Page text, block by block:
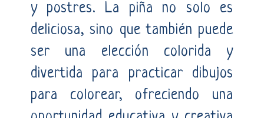
y postres. La piña no solo es
deliciosa, sino que también puede
ser una elección colorida y
divertida para practicar dibujos
para colorear, ofreciendo una